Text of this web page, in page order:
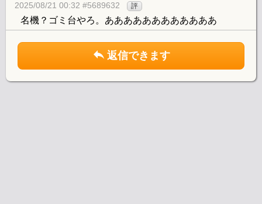
2025/08/21 00:32 #5689632 評
名機？ゴミ台やろ。ああああああああああああ
返信できます